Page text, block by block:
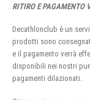
RITIRO E PAGAMENTO
Decathlonclub è un
prodotti sono
e il pagamento verrà
disponibili nei nostri
pagamenti dilazionati.